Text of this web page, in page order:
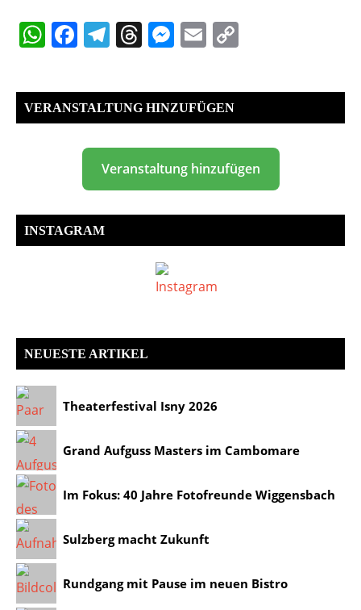
WhatsApp
Facebook
Telegram
Threads
Messenger
Email
VERANSTALTUNG HINZUFÜGEN
Veranstaltung hinzufügen
INSTAGRAM
NEUESTE ARTIKEL
Theaterfestival Isny 2026
Grand Aufguss Masters im Cambomare
Im Fokus: 40 Jahre Fotofreunde Wiggensbach
Sulzberg macht Zukunft
Rundgang mit Pause im neuen Bistro